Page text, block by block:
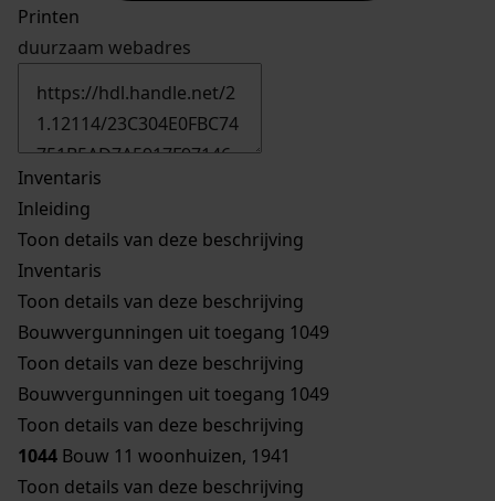
Printen
duurzaam webadres
Inventaris
Inleiding
Toon details van deze beschrijving
Inventaris
Toon details van deze beschrijving
Bouwvergunningen uit toegang 1049
Toon details van deze beschrijving
Bouwvergunningen uit toegang 1049
Toon details van deze beschrijving
1044 Bouw 11 woonhuizen, 1941
Toon details van deze beschrijving